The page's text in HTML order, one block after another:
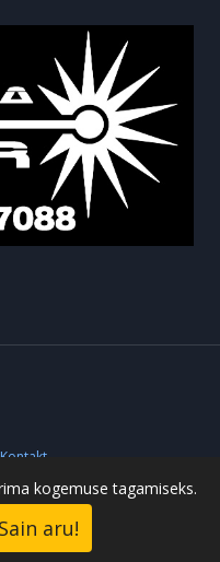
Kontakt
kogemuse tagamiseks.
Sain aru!